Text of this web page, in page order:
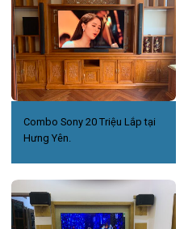
Combo Sony 20 Triệu Lắp tại
Hưng Yên.